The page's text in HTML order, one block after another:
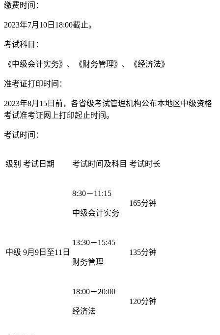
缴费时间：
2023年7月10日18:00截止。
考试科目：
《中级会计实务》、《财务管理》、《经济法》
准考证打印时间：
2023年8月15日前，各省级考试管理机构公布本地区中级资格
考试准考证网上打印起止时间。
考试时间：
级别 考试日期 考试时间及科目 考试时长
中级 9月9日至11日
8:30－11:15
中级会计实务
165分钟
13:30－15:45
财务管理
135分钟
18:00－20:00
经济法
120分钟